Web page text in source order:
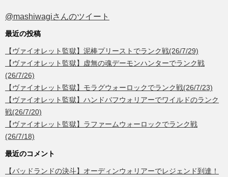
@mashiwagiさんのツイート
最近の投稿
【ヴァイオレット監獄】泥棒プリーストでランク戦(26/7/29)
【ヴァイオレット監獄】虚無の魂デーモンハンターでランク戦
(26/7/26)
【ヴァイオレット監獄】モラグウォーロックでランク戦(26/7/23)
【ヴァイオレット監獄】ハンドバフウォリアーでワイルドのランク
戦(26/7/20)
【ヴァイオレット監獄】ラファームウォーロックでランク戦
(26/7/18)
最近のコメント
【バッドランドの決斗】オーディンウォリアーでレジェンド到達！